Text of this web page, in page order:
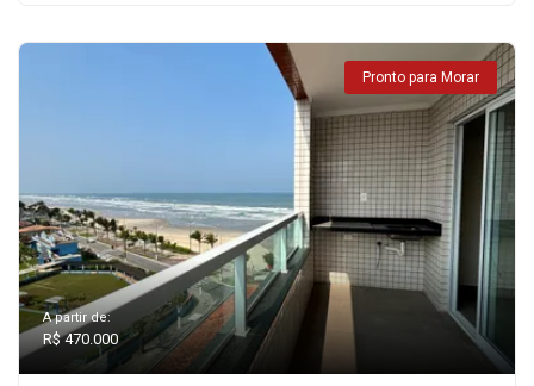
Pronto para Morar
A partir de:
R$ 470.000